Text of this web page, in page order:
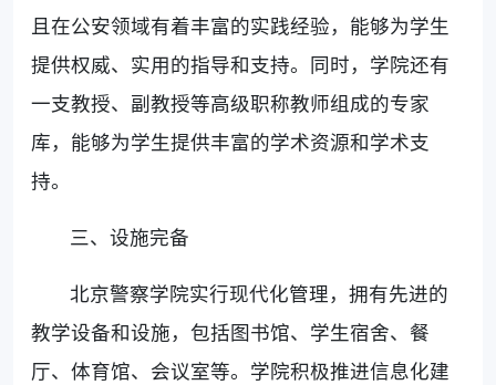
且在公安领域有着丰富的实践经验，能够为学生
提供权威、实用的指导和支持。同时，学院还有
一支教授、副教授等高级职称教师组成的专家
库，能够为学生提供丰富的学术资源和学术支
持。
三、设施完备
北京警察学院实行现代化管理，拥有先进的
教学设备和设施，包括图书馆、学生宿舍、餐
厅、体育馆、会议室等。学院积极推进信息化建